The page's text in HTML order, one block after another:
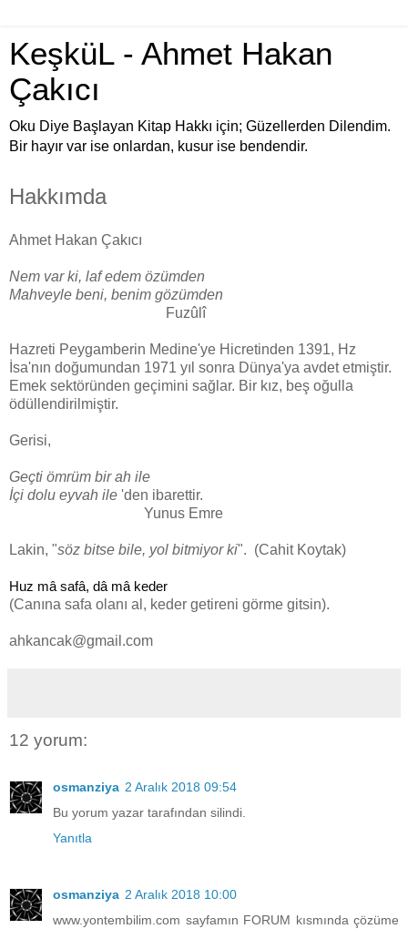
KeşküL - Ahmet Hakan
Çakıcı
Oku Diye Başlayan Kitap Hakkı için; Güzellerden Dilendim.
Bir hayır var ise onlardan, kusur ise bendendir.
Hakkımda
Ahmet Hakan Çakıcı
Nem var ki, laf edem özümden
Mahveyle beni, benim gözümden
Fuzûlî
Hazreti Peygamberin Medine'ye Hicretinden 1391, Hz
İsa'nın doğumundan 1971 yıl sonra Dünya'ya avdet etmiştir.
Emek sektöründen geçimini sağlar. Bir kız, beş oğulla
ödüllendirilmiştir.
Gerisi,
Geçti ömrüm bir ah ile
İçi dolu eyvah ile 'den ibarettir.
Yunus Emre
Lakin, "söz bitse bile, yol bitmiyor ki". (Cahit Koytak)
Huz mâ safâ, dâ mâ keder
(Canına safa olanı al, keder getireni görme gitsin).
ahkancak@gmail.com
12 yorum:
osmanziya 2 Aralık 2018 09:54
Bu yorum yazar tarafından silindi.
Yanıtla
osmanziya 2 Aralık 2018 10:00
www.yontembilim.com sayfamın FORUM kısmında çözüme